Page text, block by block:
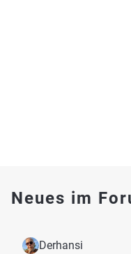
Neues im
Derhansi